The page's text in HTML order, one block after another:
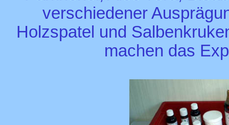
verschiedener
Holzspatel und
machen das